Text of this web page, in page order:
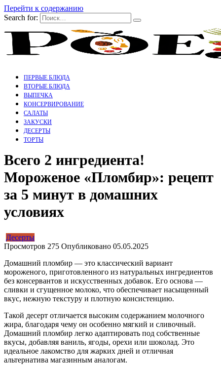
Перейти к содержанию
Search for:
ПЕРВЫЕ БЛЮДА
ВТОРЫЕ БЛЮДА
ВЫПЕЧКА
КОНСЕРВИРОВАНИЕ
САЛАТЫ
ЗАКУСКИ
ДЕСЕРТЫ
ТОРТЫ
Всего 2 ингредиента!
Мороженое «Пломбир»: рецепт
за 5 минут в домашних
условиях
Десерты
Просмотров 275 Опубликовано 05.05.2025
Домашний пломбир — это классический вариант
мороженого, приготовленного из натуральных ингредиентов
без консервантов и искусственных добавок. Его основа —
сливки и сгущенное молоко, что обеспечивает насыщенный
вкус, нежную текстуру и плотную консистенцию.
Такой десерт отличается высоким содержанием молочного
жира, благодаря чему он особенно мягкий и сливочный.
Домашний пломбир легко адаптировать под собственные
вкусы, добавляя ваниль, ягоды, орехи или шоколад. Это
идеальное лакомство для жарких дней и отличная
альтернатива магазинным аналогам.